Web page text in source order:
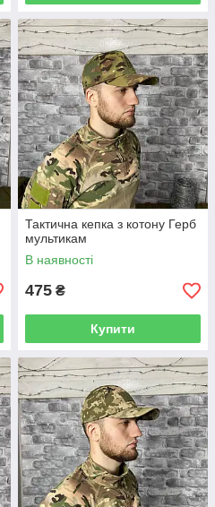
Тактична кепка з котону Герб
мультикам
В наявності
475 ₴
Купити